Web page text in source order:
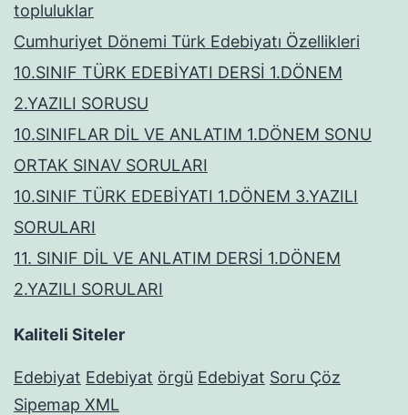
topluluklar
Cumhuriyet Dönemi Türk Edebiyatı Özellikleri
10.SINIF TÜRK EDEBİYATI DERSİ 1.DÖNEM
2.YAZILI SORUSU
10.SINIFLAR DİL VE ANLATIM 1.DÖNEM SONU
ORTAK SINAV SORULARI
10.SINIF TÜRK EDEBİYATI 1.DÖNEM 3.YAZILI
SORULARI
11. SINIF DİL VE ANLATIM DERSİ 1.DÖNEM
2.YAZILI SORULARI
Kaliteli Siteler
Edebiyat Edebiyat örgü Edebiyat Soru Çöz
Sipemap XML